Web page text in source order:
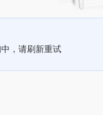
，请刷新重试